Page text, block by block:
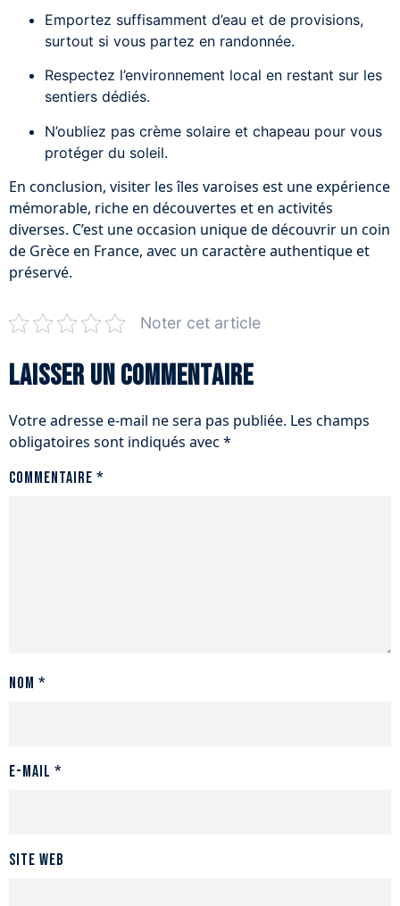
Emportez suffisamment d’eau et de provisions,
surtout si vous partez en randonnée.
Respectez l’environnement local en restant sur les
sentiers dédiés.
N’oubliez pas crème solaire et chapeau pour vous
protéger du soleil.
En conclusion, visiter les îles varoises est une expérience
mémorable, riche en découvertes et en activités
diverses. C’est une occasion unique de découvrir un coin
de Grèce en France, avec un caractère authentique et
préservé.
Noter cet article
Laisser un commentaire
Votre adresse e-mail ne sera pas publiée. Les champs
obligatoires sont indiqués avec *
Commentaire *
Nom *
E-mail *
Site web